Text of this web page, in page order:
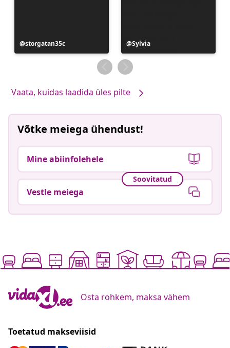
Postitus
avaldatud
storgatan35c
Postitus
avaldatud
Sylvia
Vaata, kuidas laadida üles pilte
Võtke meiega ühendust!
Mine abiinfolehele
Soovitatud
Vestle meiega
Osta rohkem, maksa vähem
Toetatud makseviisid